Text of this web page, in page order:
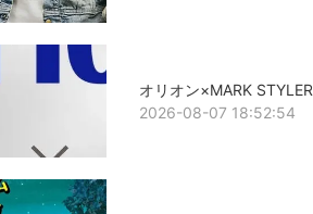
オリオン×MARK STYLER
2026-08-07 18:52:54